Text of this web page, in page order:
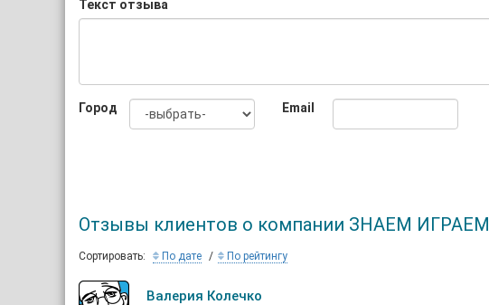
Текст отзыва
Город Email
Отзывы клиентов о компании ЗНАЕМ ИГРАЕМ
Сортировать: По дате По рейтингу
Валерия Колечко